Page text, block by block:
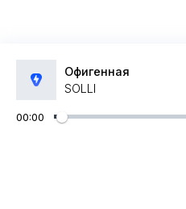
Офигенная
SOLLI
00:00